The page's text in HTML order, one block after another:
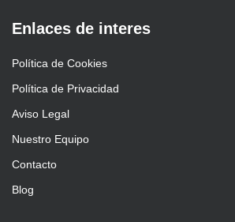
Enlaces de interes
Política de Cookies
Política de Privacidad
Aviso Legal
Nuestro Equipo
Contacto
Blog